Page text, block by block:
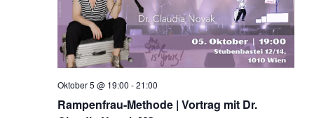
Rampenfrau-Methode | Vortrag mit Dr.
Oktober 5 @ 19:00 -21:00